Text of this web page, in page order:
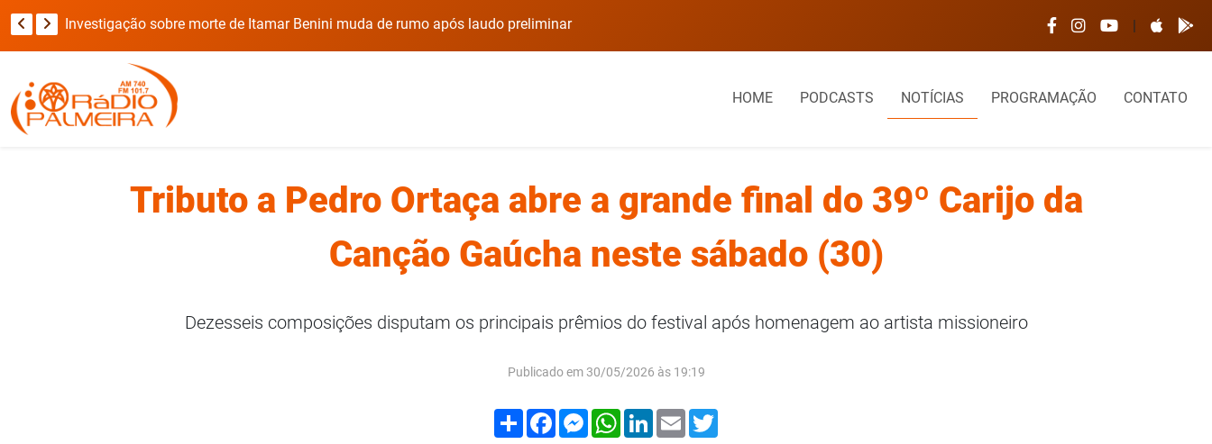
Viatura da Brigada Militar invade casa durante deslocamento para ocorrência com refém no RS Investigação sobre morte de Itamar Benini muda de rumo após laudo preliminar Prédio em Carazinho é interditado após desabamento de parte do telhado|
HOME PODCASTS NOTÍCIAS PROGRAMAÇÃO CONTATO
Tributo a Pedro Ortaça abre a grande final do 39º Carijo da
Canção Gaúcha neste sábado (30)
Dezesseis composições disputam os principais prêmios do festival após homenagem ao artista missioneiro
Publicado em 30/05/2026 às 19:19
Compartilhar
FacebookMessenger
WhatsApp
LinkedIn
Email